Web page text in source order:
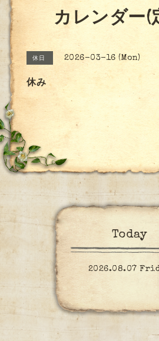
カレンダー(
休日 2026-03-16 (Mon)
休み
Today
2026.08.07